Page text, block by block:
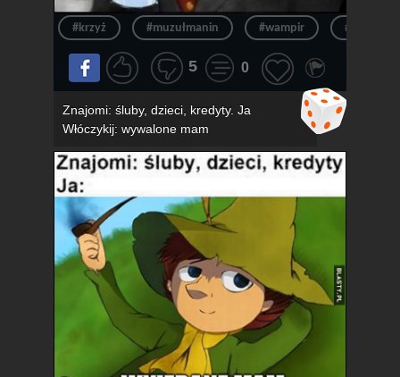
#krzyż #muzułmanin #wampir
5 0
Znajomi: śluby, dzieci, kredyty. Ja
Włóczykij: wywalone mam